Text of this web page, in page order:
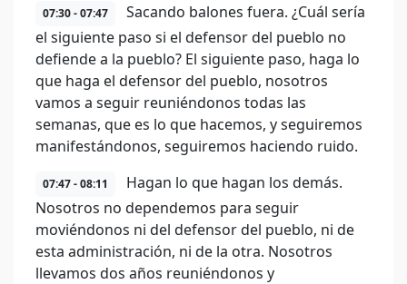
07:30 - 07:47
Sacando balones fuera. ¿Cuál sería
el siguiente paso si el defensor del pueblo no
defiende a la pueblo? El siguiente paso, haga lo
que haga el defensor del pueblo, nosotros
vamos a seguir reuniéndonos todas las
semanas, que es lo que hacemos, y seguiremos
manifestándonos, seguiremos haciendo ruido.
07:47 - 08:11
Hagan lo que hagan los demás.
Nosotros no dependemos para seguir
moviéndonos ni del defensor del pueblo, ni de
esta administración, ni de la otra. Nosotros
llevamos dos años reuniéndonos y